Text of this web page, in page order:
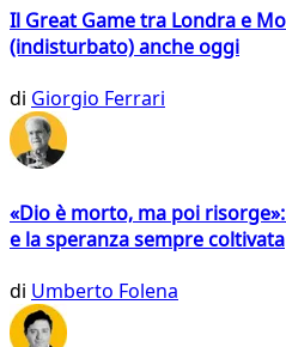
Il Great Game tra Londra e
(indisturbato) anche oggi
di Giorgio Ferrari
«Dio è morto, ma poi
e la speranza sempre coltivata
di Umberto Folena